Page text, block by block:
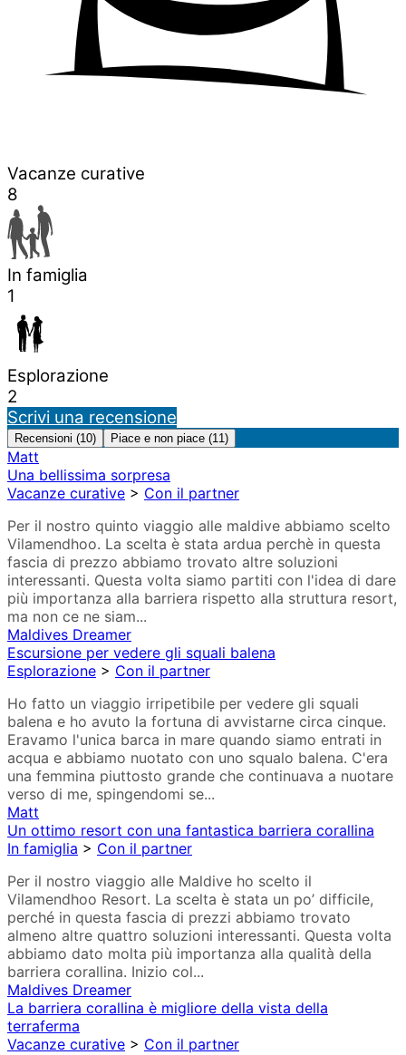
Vacanze curative
8
In famiglia
1
Esplorazione
2
Scrivi una recensione
Recensioni (10) Piace e non piace (11)
Matt
Una bellissima sorpresa
Vacanze curative > Con il partner
Per il nostro quinto viaggio alle maldive abbiamo scelto
Vilamendhoo. La scelta è stata ardua perchè in questa
fascia di prezzo abbiamo trovato altre soluzioni
interessanti. Questa volta siamo partiti con l'idea di dare
più importanza alla barriera rispetto alla struttura resort,
ma non ce ne siam...
Maldives Dreamer
Escursione per vedere gli squali balena
Esplorazione > Con il partner
Ho fatto un viaggio irripetibile per vedere gli squali
balena e ho avuto la fortuna di avvistarne circa cinque.
Eravamo l'unica barca in mare quando siamo entrati in
acqua e abbiamo nuotato con uno squalo balena. C'era
una femmina piuttosto grande che continuava a nuotare
verso di me, spingendomi se...
Matt
Un ottimo resort con una fantastica barriera corallina
In famiglia > Con il partner
Per il nostro viaggio alle Maldive ho scelto il
Vilamendhoo Resort. La scelta è stata un po’ difficile,
perché in questa fascia di prezzi abbiamo trovato
almeno altre quattro soluzioni interessanti. Questa volta
abbiamo dato molta più importanza alla qualità della
barriera corallina. Inizio col...
Maldives Dreamer
La barriera corallina è migliore della vista della
terraferma
Vacanze curative > Con il partner